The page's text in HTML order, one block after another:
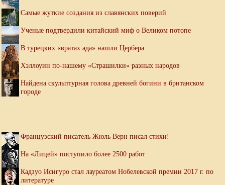
Самые жуткие создания из славянских поверий
Ученые подтвердили китайский миф о Великом потопе
В турецких «вратах ада» нашли Цербера
Хэллоуин по-нашему «Страшилки» разных народов
Найдена скульптурная голова древней богини в британском
городе
Французский писатель Жюль Верн писал стихи!
На «Лицей» поступило более 2500 работ
Кадзуо Исигуро стал лауреатом Нобелевской премии 2017 г. по
литературе